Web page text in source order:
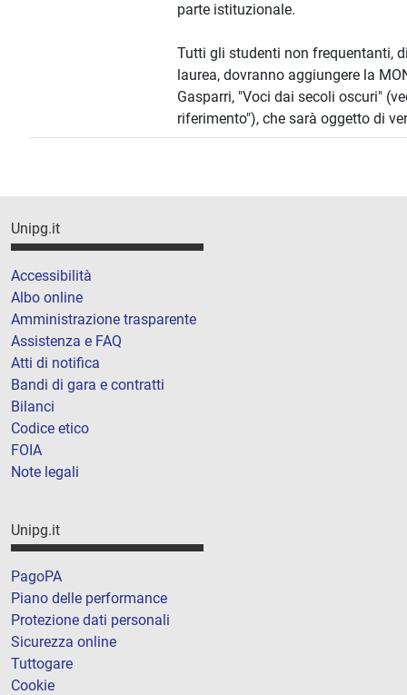
parte istituzionale.
Tutti gli studenti non frequentanti,
laurea, dovranno aggiungere la
Gasparri, "Voci dai secoli oscuri"
riferimento"), che sarà oggetto di
Unipg.it
Accessibilità
Albo online
Amministrazione trasparente
Assistenza e FAQ
Atti di notifica
Bandi di gara e contratti
Bilanci
Codice etico
FOIA
Note legali
Unipg.it
PagoPA
Piano delle performance
Protezione dati personali
Sicurezza online
Tuttogare
Cookie